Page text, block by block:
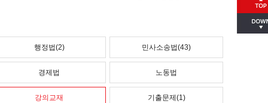
행정법(2) 민사소송법(43)
경제법 노동법
강의교재 기출문제(1)